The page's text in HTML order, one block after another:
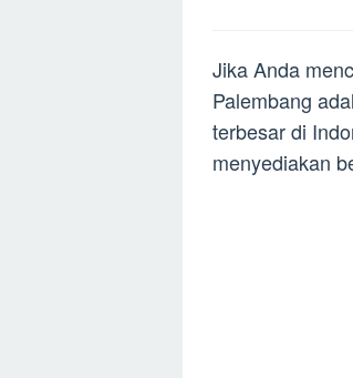
Jika Anda
Palembang
terbesar di
menyediakan